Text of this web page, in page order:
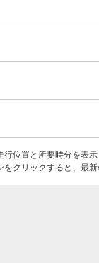
行位置と所要時分を表示
をクリックすると、最